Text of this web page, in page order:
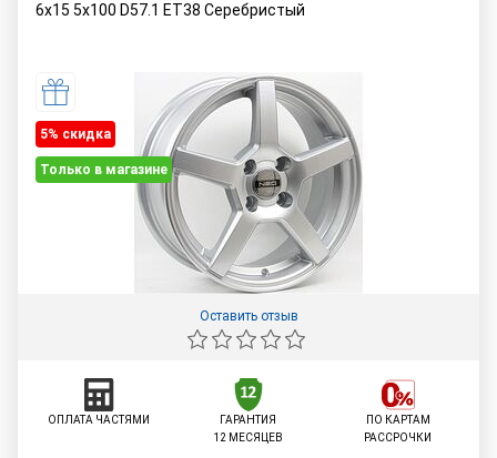
6x15 5x100 D57.1 ET38 Серебристый
5% cкидка
Только в магазине
Оставить отзыв
ОПЛАТА ЧАСТЯМИ
ГАРАНТИЯ
12 МЕСЯЦЕВ
ПО КАРТАМ
РАССРОЧКИ